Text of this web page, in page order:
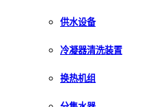
供水设备
冷凝器清洗装置
换热机组